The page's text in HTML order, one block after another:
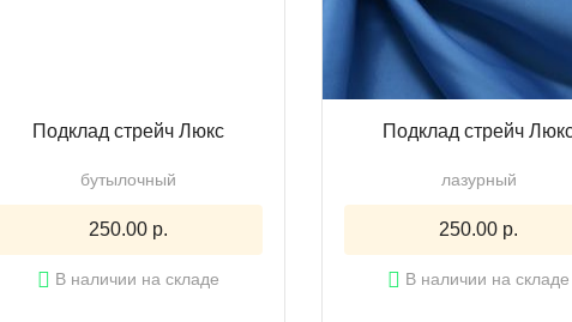
Подклад стрейч Люкс
бутылочный
250.00 р.
В наличии на складе
Подклад стрейч
лазурный
250.00 р.
В наличии на складе